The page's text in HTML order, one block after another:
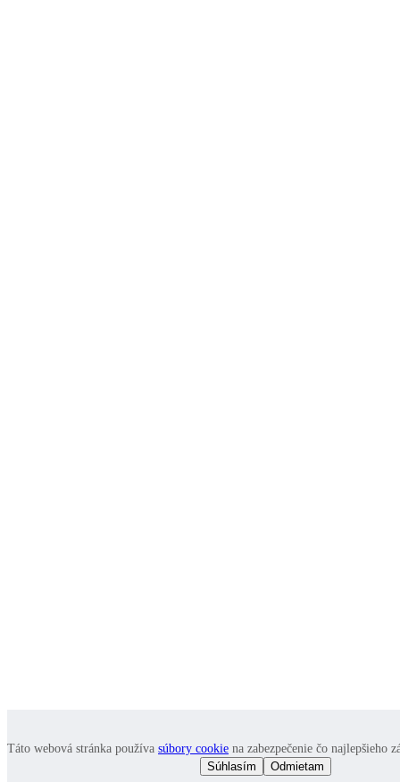
Táto webová stránka používa súbory cookie na zabezpečenie čo najlepšieho
Súhlasím
Odmietam